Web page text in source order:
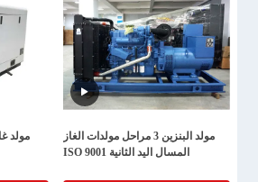
مولد البنزين 3 مراحل مولدات الغاز
المسال اليد الثانية ISO 9001